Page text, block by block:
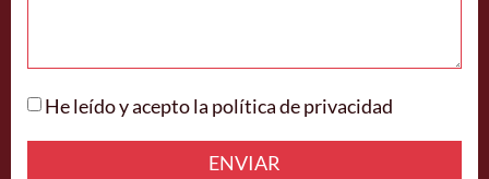
He leído y acepto la política de privacidad
ENVIAR